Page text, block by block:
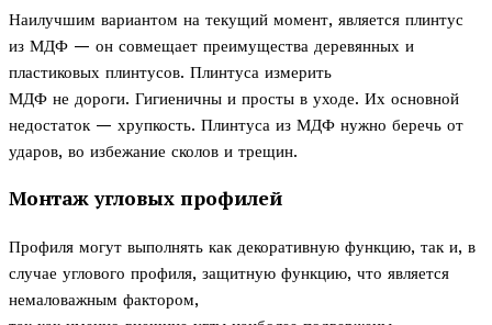
Наилучшим вариантом на текущий момент, является плинтус
из МДФ — он совмещает преимущества деревянных и
пластиковых плинтусов. Плинтуса измерить
МДФ не дороги. Гигиеничны и просты в уходе. Их основной
недостаток — хрупкость. Плинтуса из МДФ нужно беречь от
ударов, во избежание сколов и трещин.
Монтаж угловых профилей
Профиля могут выполнять как декоративную функцию, так и, в
случае углового профиля, защитную функцию, что является
немаловажным фактором,